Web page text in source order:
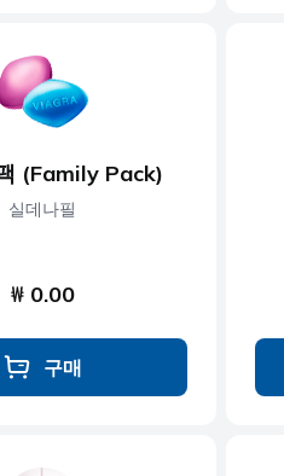
(Family Pack)
실데나필
₩ 0.00
구매